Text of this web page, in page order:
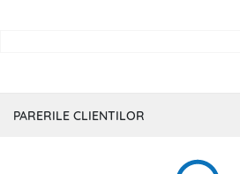
PARERILE CLIENTILOR